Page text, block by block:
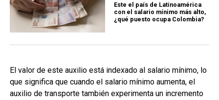
Este el país de Latinoamérica
con el salario mínimo más alto,
¿qué puesto ocupa Colombia?
El valor de este auxilio está indexado al salario mínimo, lo
que significa que cuando el salario mínimo aumenta, el
auxilio de transporte también experimenta un incremento